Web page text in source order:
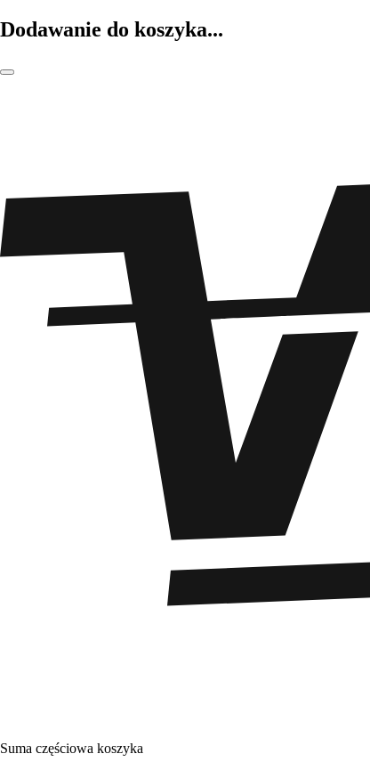
Dodawanie do koszyka...
Suma częściowa koszyka